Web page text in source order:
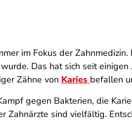
im Fokus der
Das hat sich seit
Zähne von Karies befallen
gegen Bakterien, die
sind vielfältig.